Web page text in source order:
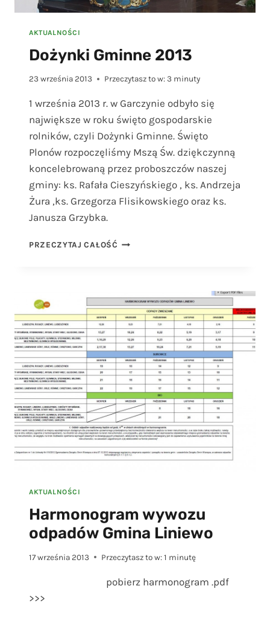
AKTUALNOŚCI
Dożynki Gminne 2013
23 września 2013 Przeczytasz to w: 3 minuty
1 września 2013 r. w Garczynie odbyło się
największe w roku święto gospodarskie
rolników, czyli Dożynki Gminne. Święto
Plonów rozpoczęliśmy Mszą Św. dziękczynną
koncelebrowaną przez proboszczów naszej
gminy: ks. Rafała Cieszyńskiego , ks. Andrzeja
Żura ,ks. Grzegorza Flisikowskiego oraz ks.
Janusza Grzybka.
PRZECZYTAJ CAŁOŚĆ DOŻYNKI
AKTUALNOŚCI
Harmonogram wywozu
odpadów Gmina Liniewo
17 września 2013 Przeczytasz to w: 1 minutę
pobierz harmonogram .pdf
>>>